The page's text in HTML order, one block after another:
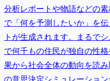
分析レポートや物語などの
で「何を予測したいか」を
トが生成されます。まるで
で何千もの住民が独自の性
果から社会全体の動向を読
の意思決定シミュレーショ